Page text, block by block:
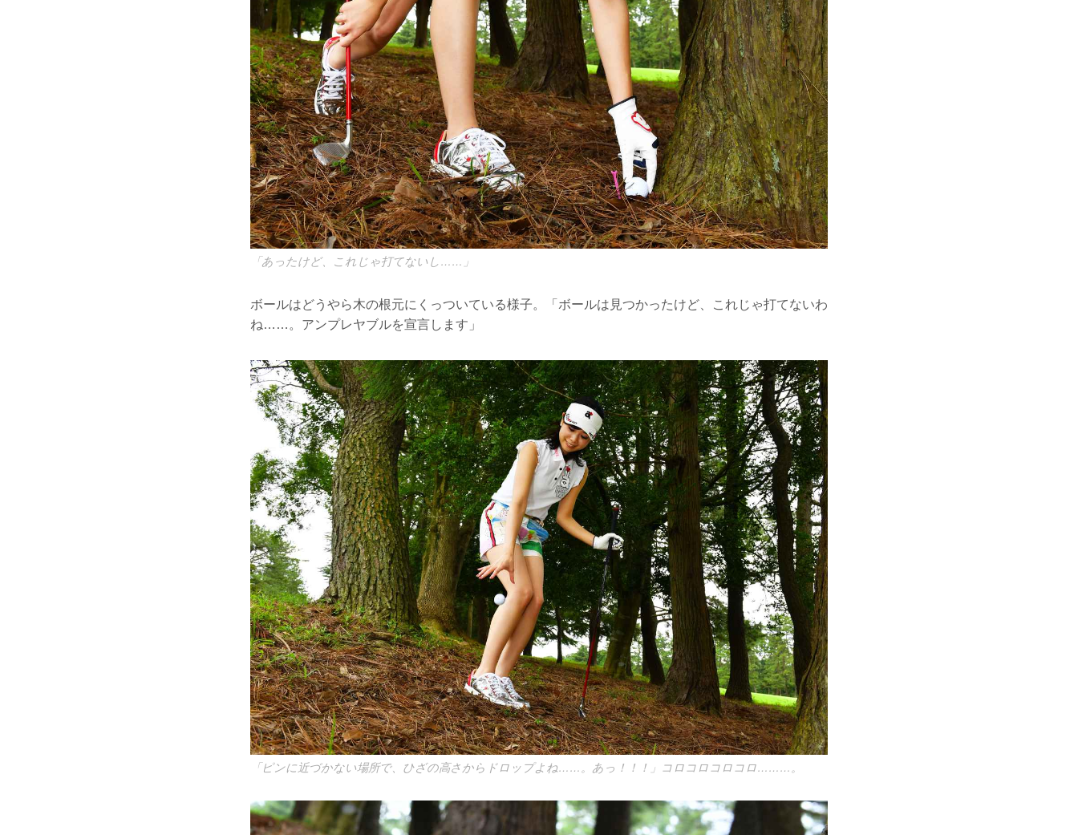
「あったけど、これじゃ打てないし……」
ボールはどうやら木の根元にくっついている様子。「ボールは見つかったけど、これじゃ打てないわ
ね……。アンプレヤブルを宣言します」
「ピンに近づかない場所で、ひざの高さからドロップよね……。あっ！！！」コロコロコロコロ………。